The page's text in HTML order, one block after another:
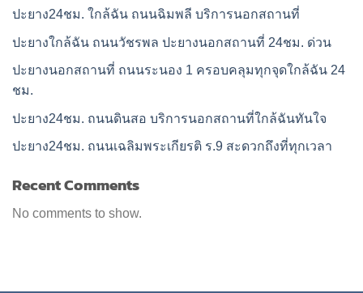
ปะยาง24ชม. ใกล้ฉัน ถนนฉิมพลี บริการนอกสถานที่
ปะยางใกล้ฉัน ถนนวัชรพล ปะยางนอกสถานที่ 24ชม. ด่วน
ปะยางนอกสถานที่ ถนนระนอง 1 ครอบคลุมทุกจุดใกล้ฉัน 24
ชม.
ปะยาง24ชม. ถนนดินสอ บริการนอกสถานที่ใกล้ฉันทันใจ
ปะยาง24ชม. ถนนเฉลิมพระเกียรติ ร.9 สะดวกถึงที่ทุกเวลา
Recent Comments
No comments to show.